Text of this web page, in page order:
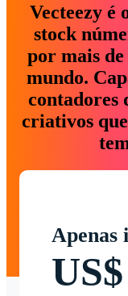
Vecteezy é
stock
por mais de
mundo.
contadores
criativos
Apenas